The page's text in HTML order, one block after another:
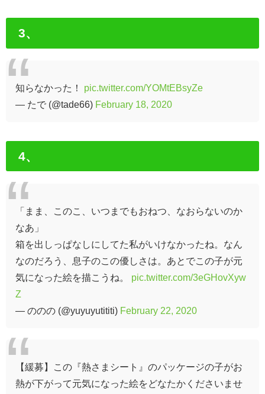
3、
知らなかった！ pic.twitter.com/YOMtEBsyZe
— たで (@tade66) February 18, 2020
4、
「まま、このこ、いつまでもおねつ、なおらないのか
なあ」
箱を出しっぱなしにしてた私がいけなかったね。なん
なのだろう、息子のこの優しさは。あとでこの子が元
気になった絵を描こうね。 pic.twitter.com/3eGHovXyw
Z
— ののの (@yuyuyutititi) February 22, 2020
【緩募】この『熱さまシート』のパッケージの子がお
熱が下がって元気になった絵をどなたかくださいませ